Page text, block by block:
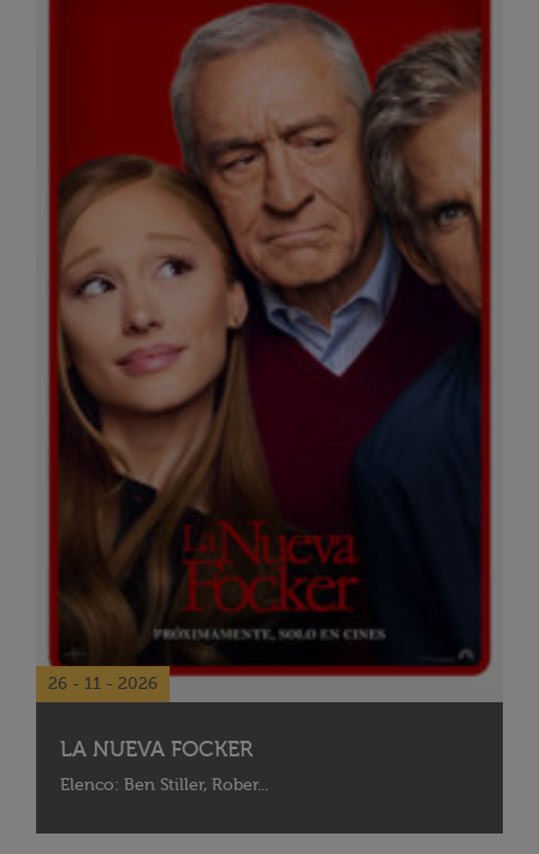
26 - 11 - 2026
LA NUEVA FOCKER
Elenco: Ben Stiller, Rober...